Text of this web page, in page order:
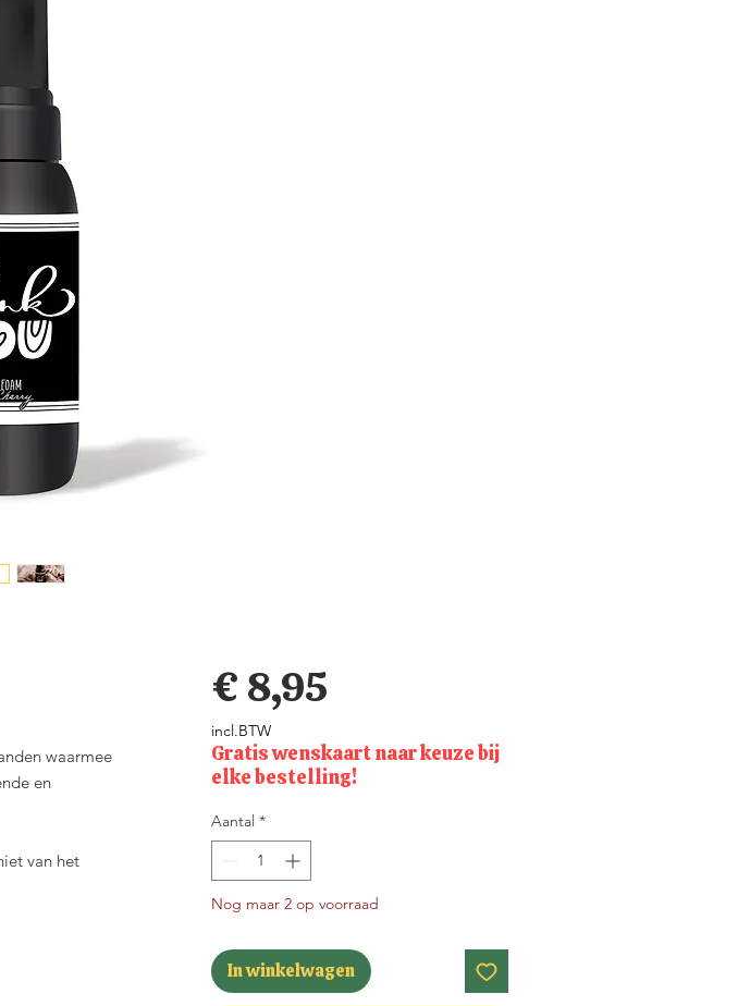
waarmee
en
van het
€ 8,95Prijs
incl.BTW
Gratis wenskaart naar keuze bij
elke bestelling!
Aantal *
Nog maar 2 op voorraad
In winkelwagen